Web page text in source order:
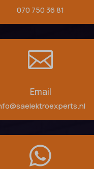
070 750 36 81

Email
